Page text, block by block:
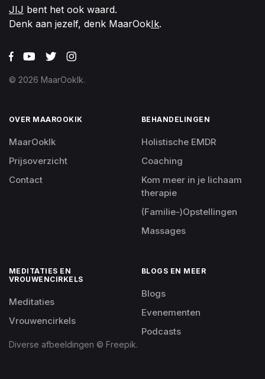
JIJ bent het ook waard.
Denk aan jezelf, denk MaarOokIk.
© 2026 MaarOokIk.
OVER MAAROOKIK
MaarOokIk
Prijsoverzicht
Contact
BEHANDELINGEN
Holistische EMDR
Coaching
Kom meer in je lichaam
therapie
(Familie-)Opstellingen
Massages
MEDITATIES EN
VROUWENCIRKELS
Meditaties
Vrouwencirkels
BLOGS EN MEER
Blogs
Evenementen
Podcasts
Diverse afbeeldingen © Freepik.